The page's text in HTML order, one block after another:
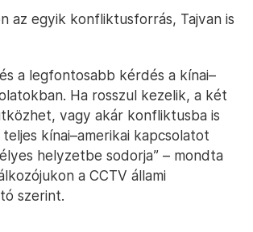
az egyik konfliktusforrás, Tajvan is
a legfontosabb kérdés a kínai–
Ha rosszul kezelik, a két
vagy akár konfliktusba is
kínai–amerikai kapcsolatot
helyzetbe sodorja” – mondta
a CCTV állami
szerint.